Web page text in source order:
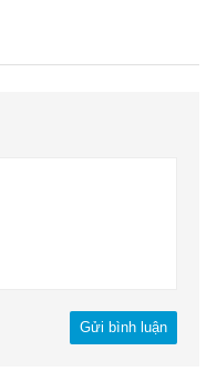
Gửi bình luận